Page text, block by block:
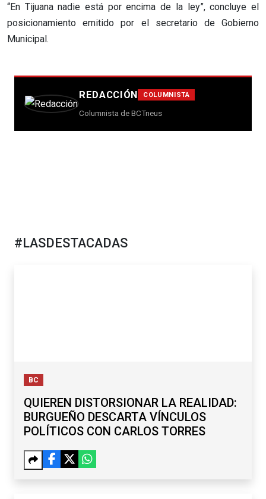
“En Tijuana nadie está por encima de la ley”, concluye el
posicionamiento emitido por el secretario de Gobierno
Municipal.
REDACCIÓN COLUMNISTA
Columnista de BCTneus
#LASDESTACADAS
BC
QUIEREN DISTORSIONAR LA REALIDAD:
BURGUEÑO DESCARTA VÍNCULOS
POLÍTICOS CON CARLOS TORRES